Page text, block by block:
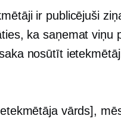
ir publicējuši
ka saņemat viņu
nosūtīt
vārds],